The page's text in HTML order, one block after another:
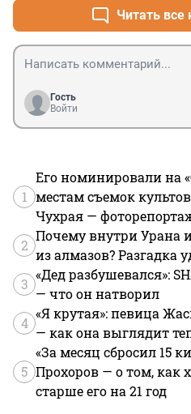
Читать
Гость
Войти
1
Его номинировали на
местам съемок
Чухрая —
2
Почему внутри Урана
из алмазов? Разгадка
3
«Дед разбушевался»:
— что он натворил
4
«Я крутая»: певица
— как она выглядит
5
«За месяц сбросил 15
Прохоров — о том, как
старше его на 21 год